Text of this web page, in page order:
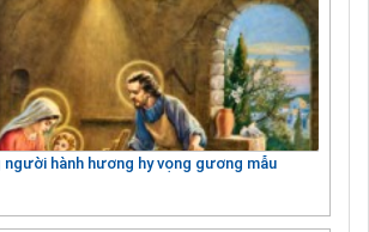
người hành hương hy vọng gương mẫu